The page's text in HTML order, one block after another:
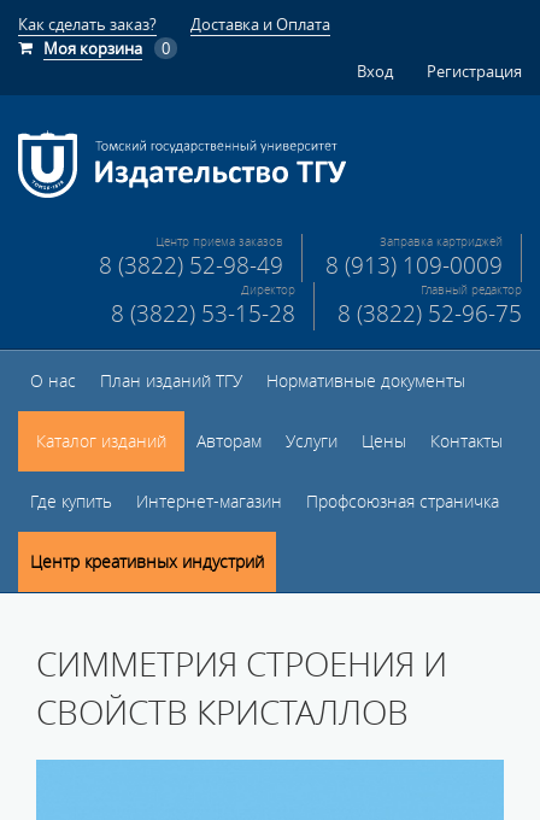
Как сделать заказ?
Доставка и Оплата
Моя корзина
0
Вход
Регистрация
Центр приема заказов
8 (3822) 52-98-49
Заправка картриджей
8 (913) 109-0009
Директор
8 (3822) 53-15-28
Главный редактор
8 (3822) 52-96-75
О нас План изданий ТГУ Нормативные документы
Каталог изданий Авторам Услуги Цены Контакты
Где купить Интернет-магазин Профсоюзная страничка
Центр креативных индустрий
СИММЕТРИЯ СТРОЕНИЯ И
СВОЙСТВ КРИСТАЛЛОВ